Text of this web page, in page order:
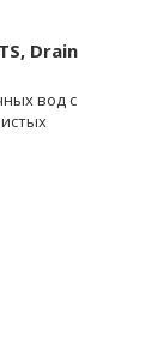
Drain
вод с